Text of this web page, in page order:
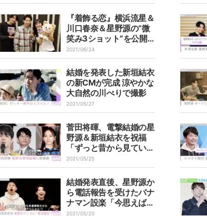
『着飾る恋』横浜流星＆
川口春奈＆星野源の“微
笑み3ショット”を公開
「打ち上げのような雰囲
気」
2021/06/24
結婚を発表した新垣結衣
の新CMが完成 涼やかな
大自然の川べりで撮影
2021/05/27
菅田将暉、電撃結婚の星
野源＆新垣結衣を祝福
「ずっと昔から見ていた
方だったのでビックリ」
2021/05/25
結婚発表直後、星野源か
ら電話報告を受けたバナ
ナマン設楽「今思えば結
婚する感じの男の雰囲気
2021/05/20